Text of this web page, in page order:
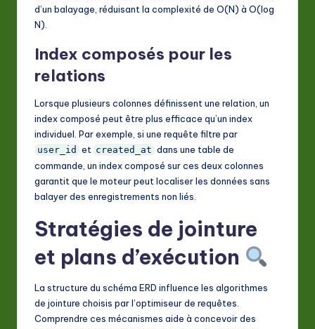
d’un balayage, réduisant la complexité de O(N) à O(log
N).
Index composés pour les
relations
Lorsque plusieurs colonnes définissent une relation, un
index composé peut être plus efficace qu’un index
individuel. Par exemple, si une requête filtre par
user_id et created_at dans une table de
commande, un index composé sur ces deux colonnes
garantit que le moteur peut localiser les données sans
balayer des enregistrements non liés.
Stratégies de jointure
et plans d’exécution
La structure du schéma ERD influence les algorithmes
de jointure choisis par l’optimiseur de requêtes.
Comprendre ces mécanismes aide à concevoir des